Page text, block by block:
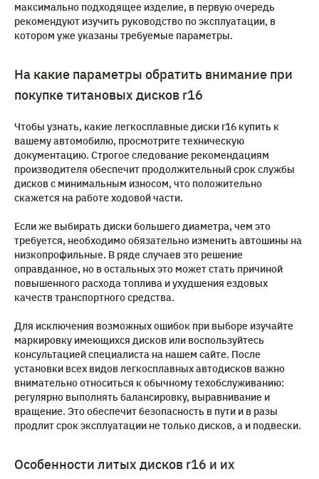
максимально подходящее изделие, в первую очередь
рекомендуют изучить руководство по эксплуатации, в
котором уже указаны требуемые параметры.
На какие параметры обратить внимание при
покупке титановых дисков r16
Чтобы узнать, какие легкосплавные диски r16 купить к
вашему автомобилю, просмотрите техническую
документацию. Строгое следование рекомендациям
производителя обеспечит продолжительный срок службы
дисков с минимальным износом, что положительно
скажется на работе ходовой части.
Если же выбирать диски большего диаметра, чем это
требуется, необходимо обязательно изменить автошины на
низкопрофильные. В ряде случаев это решение
оправданное, но в остальных это может стать причиной
повышенного расхода топлива и ухудшения ездовых
качеств транспортного средства.
Для исключения возможных ошибок при выборе изучайте
маркировку имеющихся дисков или воспользуйтесь
консультацией специалиста на нашем сайте. После
установки всех видов легкосплавных автодисков важно
внимательно относиться к обычному техобслуживанию:
регулярно выполнять балансировку, выравнивание и
вращение. Это обеспечит безопасность в пути и в разы
продлит срок эксплуатации не только дисков, а и подвески.
Особенности литых дисков r16 и их